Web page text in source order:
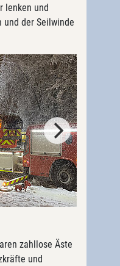
lenken und
und der Seilwinde
zahllose Äste
und